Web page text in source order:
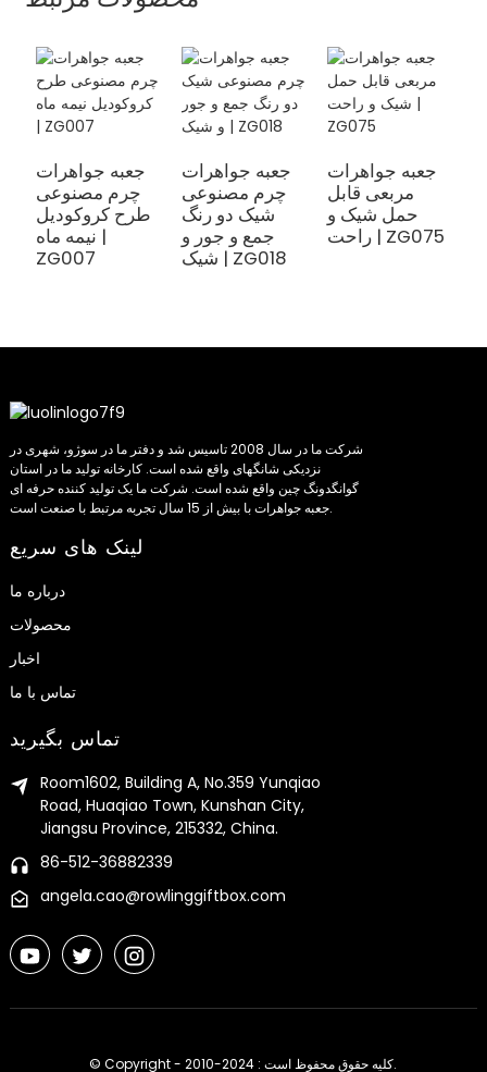
جعبه جواهرات
چرم مصنوعی
طرح کروکودیل
نیمه ماه |
ZG007
جعبه جواهرات
چرم مصنوعی
شیک دو رنگ
جمع و جور و
شیک | ZG018
جعبه جواهرات
مربعی قابل
حمل شیک و
راحت | ZG075
شرکت ما در سال 2008 تاسیس شد و دفتر ما در سوژو، شهری در
نزدیکی شانگهای واقع شده است. کارخانه تولید ما در استان
گوانگدونگ چین واقع شده است. شرکت ما یک تولید کننده حرفه ای
جعبه جواهرات با بیش از 15 سال تجربه مرتبط با صنعت است.
لینک های سریع
درباره ما
محصولات
اخبار
تماس با ما
تماس بگیرید
Room1602, Building A, No.359 Yunqiao
Road, Huaqiao Town, Kunshan City,
Jiangsu Province, 215332, China.
86-512-36882339
angela.cao@rowlinggiftbox.com
© Copyright - 2010-2024 : کلیه حقوق محفوظ است.